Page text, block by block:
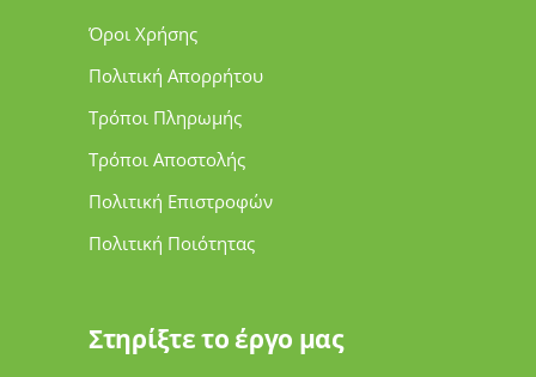
Όροι Χρήσης
Πολιτική Απορρήτου
Τρόποι Πληρωμής
Τρόποι Αποστολής
Πολιτική Επιστροφών
Πολιτική Ποιότητας
Στηρίξτε το έργο μας